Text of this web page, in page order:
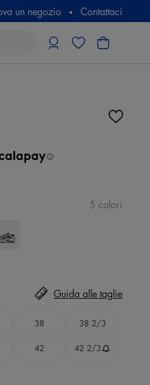
un negozio Contattaci
5 colori
38 38 2/3
42 42 2/3
Guida alle taglie